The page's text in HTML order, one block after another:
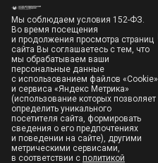
Мы соблюдаем условия 152-ФЗ.
Во время посещения
и продолжения просмотра страниц
сайта Вы соглашаетесь с тем, что
мы обрабатываем ваши
персональные данные
с использованием файлов «Cookie»
и сервиса «Яндекс Метрика»
(использование которых позволяет
определить уникального
посетителя сайта, формировать
сведения о его предпочтениях
и поведении на сайте), другими
метрическими сервисами,
в соответствии сполитикой